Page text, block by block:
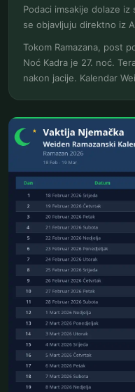
Podaci imsakije dolaze
se objavljuju direktno iz
Tokom Ramazana, post
Noć Kadra je 27. noć.
nakon jacije. Kalendar